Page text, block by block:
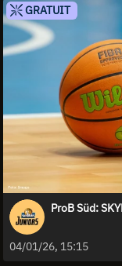
GRATUIT
ProB Süd:
04/01/26, 15:15